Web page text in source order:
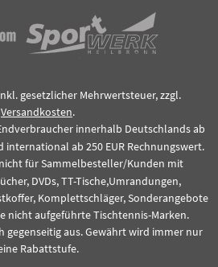
gesetzlicher Mehrwertsteuer, zzgl.
Versandkosten.
innerhalb Deutschlands ab
international ab 250 EUR Rechnungswert.
für Sammelbesteller/Kunden mit
DVDs, TT-Tische,Umrandungen,
Komplettschläger, Sonderangebote
nicht aufgeführte Tischtennis-Marken.
gegenseitig aus. Gewährt wird immer nur
Rabattstufe.